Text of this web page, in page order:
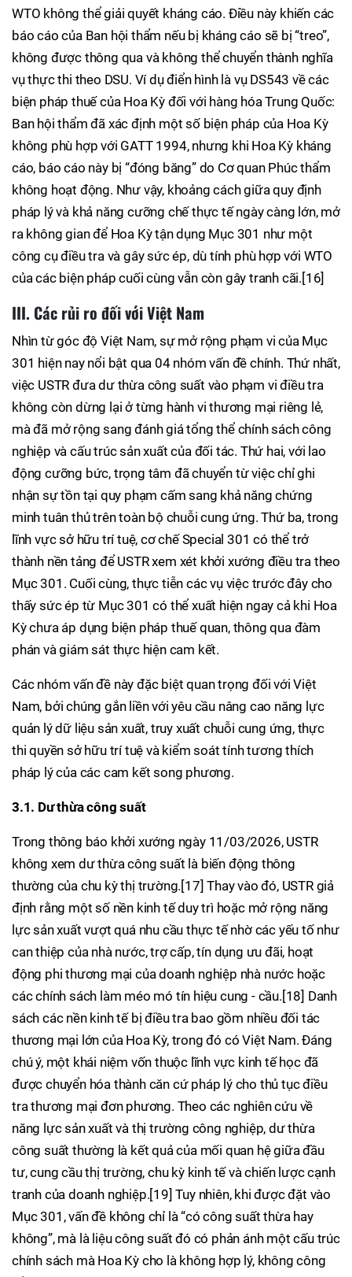
WTO không thể giải quyết kháng cáo. Điều này khiến các
báo cáo của Ban hội thẩm nếu bị kháng cáo sẽ bị “treo”,
không được thông qua và không thể chuyển thành nghĩa
vụ thực thi theo DSU. Ví dụ điển hình là vụ DS543 về các
biện pháp thuế của Hoa Kỳ đối với hàng hóa Trung Quốc:
Ban hội thẩm đã xác định một số biện pháp của Hoa Kỳ
không phù hợp với GATT 1994, nhưng khi Hoa Kỳ kháng
cáo, báo cáo này bị “đóng băng” do Cơ quan Phúc thẩm
không hoạt động. Như vậy, khoảng cách giữa quy định
pháp lý và khả năng cưỡng chế thực tế ngày càng lớn, mở
ra không gian để Hoa Kỳ tận dụng Mục 301 như một
công cụ điều tra và gây sức ép, dù tính phù hợp với WTO
của các biện pháp cuối cùng vẫn còn gây tranh cãi.[16]
III. Các rủi ro đối với Việt Nam
Nhìn từ góc độ Việt Nam, sự mở rộng phạm vi của Mục
301 hiện nay nổi bật qua 04 nhóm vấn đề chính. Thứ nhất,
việc USTR đưa dư thừa công suất vào phạm vi điều tra
không còn dừng lại ở từng hành vi thương mại riêng lẻ,
mà đã mở rộng sang đánh giá tổng thể chính sách công
nghiệp và cấu trúc sản xuất của đối tác. Thứ hai, với lao
động cưỡng bức, trọng tâm đã chuyển từ việc chỉ ghi
nhận sự tồn tại quy phạm cấm sang khả năng chứng
minh tuân thủ trên toàn bộ chuỗi cung ứng. Thứ ba, trong
lĩnh vực sở hữu trí tuệ, cơ chế Special 301 có thể trở
thành nền tảng để USTR xem xét khởi xướng điều tra theo
Mục 301. Cuối cùng, thực tiễn các vụ việc trước đây cho
thấy sức ép từ Mục 301 có thể xuất hiện ngay cả khi Hoa
Kỳ chưa áp dụng biện pháp thuế quan, thông qua đàm
phán và giám sát thực hiện cam kết.
Các nhóm vấn đề này đặc biệt quan trọng đối với Việt
Nam, bởi chúng gắn liền với yêu cầu nâng cao năng lực
quản lý dữ liệu sản xuất, truy xuất chuỗi cung ứng, thực
thi quyền sở hữu trí tuệ và kiểm soát tính tương thích
pháp lý của các cam kết song phương.
3.1. Dư thừa công suất
Trong thông báo khởi xướng ngày 11/03/2026, USTR
không xem dư thừa công suất là biến động thông
thường của chu kỳ thị trường.[17] Thay vào đó, USTR giả
định rằng một số nền kinh tế duy trì hoặc mở rộng năng
lực sản xuất vượt quá nhu cầu thực tế nhờ các yếu tố như
can thiệp của nhà nước, trợ cấp, tín dụng ưu đãi, hoạt
động phi thương mại của doanh nghiệp nhà nước hoặc
các chính sách làm méo mó tín hiệu cung - cầu.[18] Danh
sách các nền kinh tế bị điều tra bao gồm nhiều đối tác
thương mại lớn của Hoa Kỳ, trong đó có Việt Nam. Đáng
chú ý, một khái niệm vốn thuộc lĩnh vực kinh tế học đã
được chuyển hóa thành căn cứ pháp lý cho thủ tục điều
tra thương mại đơn phương. Theo các nghiên cứu về
năng lực sản xuất và thị trường công nghiệp, dư thừa
công suất thường là kết quả của mối quan hệ giữa đầu
tư, cung cầu thị trường, chu kỳ kinh tế và chiến lược cạnh
tranh của doanh nghiệp.[19] Tuy nhiên, khi được đặt vào
Mục 301, vấn đề không chỉ là “có công suất thừa hay
không”, mà là liệu công suất đó có phản ánh một cấu trúc
chính sách mà Hoa Kỳ cho là không hợp lý, không công